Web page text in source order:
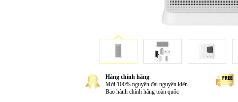
Hàng chính hãng
Mới 100% nguyên đai nguyên kiện
Bảo hành chính hãng toàn quốc